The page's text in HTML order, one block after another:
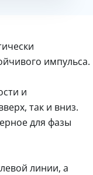
импульса.
и
так и вниз.
для фазы
линии, а